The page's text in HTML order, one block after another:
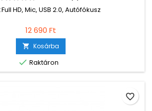
HD, Mic, USB 2.0, Autófókusz
12 690 Ft
 Kosárba
 Raktáron
favorite_border